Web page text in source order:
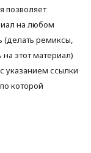
позволяет
на любом
(делать ремиксы,
этот материал)
указанием ссылки
которой